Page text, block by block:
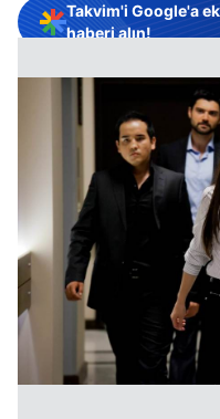
Takvim'i Google'a
haberi alın!